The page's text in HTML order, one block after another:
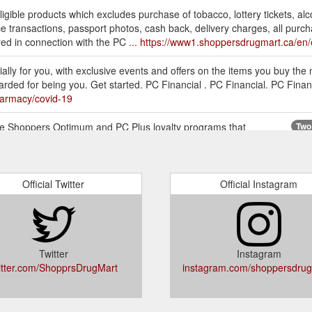
products which excludes purchase of tobacco, lottery tickets,
transactions, passport photos, cash back, delivery charges, all
in connection with the PC ... https://www1.shoppersdrugmart.ca/
for you, with exclusive events and offers on the items you buy the
for being you. Get started. PC Financial . PC Financial. PC
covid-19
Optimum and PC Plus loyalty programs that
Official Twitter
Twitter
ShopprsDrugMart
Official Instagram
Instagram
instagram.com/